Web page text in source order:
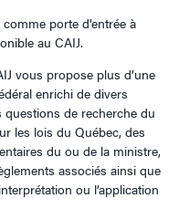
porte d’entrée à
au CAIJ.
vous propose plus d’une
enrichi de divers
questions de recherche du
les lois du Québec, des
du ou de la ministre,
associés ainsi que
ou l’application